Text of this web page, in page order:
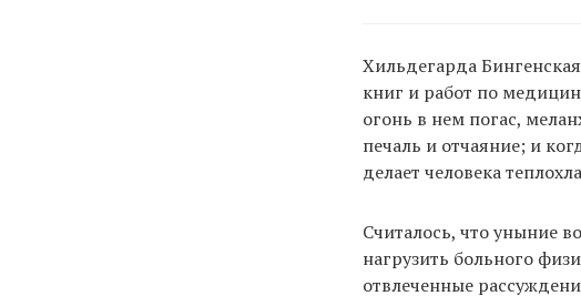
Хильдегарда
книг и работ по
огонь в нем погас,
печаль и отчаяние; и
делает человека
Считалось, что уныние
нагрузить больного
отвлеченные